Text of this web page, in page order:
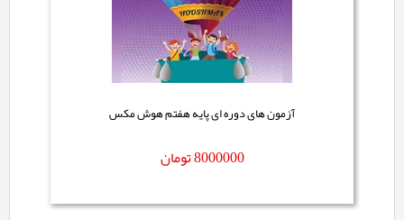
آزمون های دوره ای پایه هفتم هوش مکس
8000000تومان